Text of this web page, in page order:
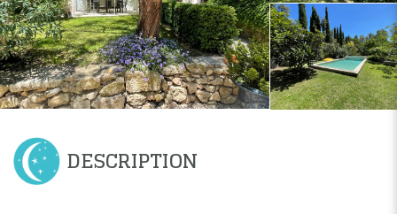
DESCRIPTION